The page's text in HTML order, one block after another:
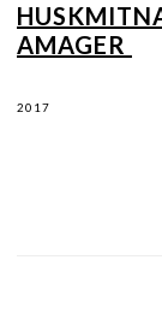
AMAGER
2017